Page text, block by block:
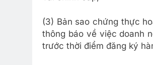
(3) Bản sao chứng thực
thông báo về việc doanh
trước thời điểm đăng ký